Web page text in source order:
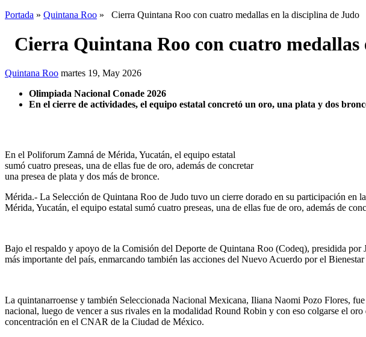
Portada » Quintana Roo » Cierra Quintana Roo con cuatro medallas en la disciplina de Judo
Cierra Quintana Roo con cuatro
Quintana Roo martes 19, May 2026
Olimpiada Nacional Conade 2026
En el cierre de actividades, el equipo estatal concretó un oro, una plata y dos
En el Poliforum Zamná de Mérida, Yucatán, el equipo estatal
sumó cuatro preseas, una de ellas fue de oro, además de concretar
una presea de plata y dos más de bronce.
Mérida.- La Selección de Quintana Roo de Judo tuvo un cierre dorado en su participación
Mérida, Yucatán, el equipo estatal sumó cuatro preseas, una de ellas fue de oro, además de
Bajo el respaldo y apoyo de la Comisión del Deporte de Quintana Roo (Codeq), presidida
más importante del país, enmarcando también las acciones del Nuevo Acuerdo por el
La quintanarroense y también Seleccionada Nacional Mexicana, Iliana Naomi Pozo Flores,
nacional, luego de vencer a sus rivales en la modalidad Round Robin y con eso colgarse el
concentración en el CNAR de la Ciudad de México.